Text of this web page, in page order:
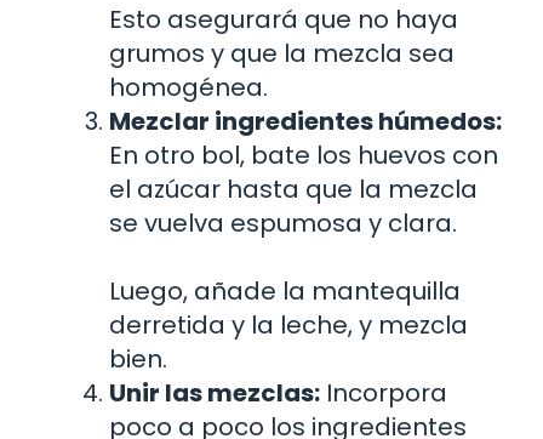
Esto asegurará que no haya
grumos y que la mezcla sea
homogénea.
Mezclar ingredientes húmedos:
En otro bol, bate los huevos con
el azúcar hasta que la mezcla
se vuelva espumosa y clara.
Luego, añade la mantequilla
derretida y la leche, y mezcla
bien.
Unir las mezclas: Incorpora
poco a poco los ingredientes